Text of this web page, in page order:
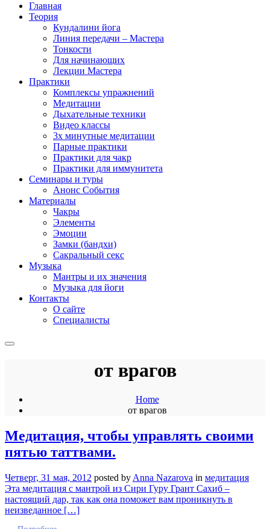
Главная
Теория
Кундалини йога
Линия передачи – Мастера
Тонкости
Для начинающих
Лекции Мастера
Практики
Комплексы упражнений
Медитации
Дыхательные техники
Видео классы
3х минутные медитации
Парные практики
Практики для чакр
Практики для иммунитета
Семинары и туры
Анонс События
Материалы
Чакры
Элементы
Эмоции
Замки (бандхи)
Сакральный секс
Музыка
Мантры и их значения
Музыка для йоги
Контакты
О сайте
Специалисты
от врагов
Home
от врагов
Медитация, чтобы управлять своими
пятью таттвами.
Четверг, 31 мая, 2012 posted by Anna Nazarova in медитация
Эта медитация с мантрой из Сири Гуру Грант Сахиб –
настоящий дар, так как она поможет вам проникнуть в
неизведанное […]